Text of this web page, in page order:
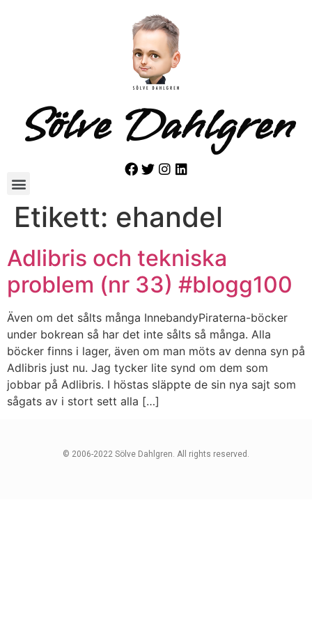
Sölve Dahlgren
Etikett: ehandel
Adlibris och tekniska
problem (nr 33) #blogg100
Även om det sålts många InnebandyPiraterna-böcker
under bokrean så har det inte sålts så många. Alla
böcker finns i lager, även om man möts av denna syn på
Adlibris just nu. Jag tycker lite synd om dem som
jobbar på Adlibris. I höstas släppte de sin nya sajt som
sågats av i stort sett alla […]
© 2006-2022 Sölve Dahlgren. All rights reserved.